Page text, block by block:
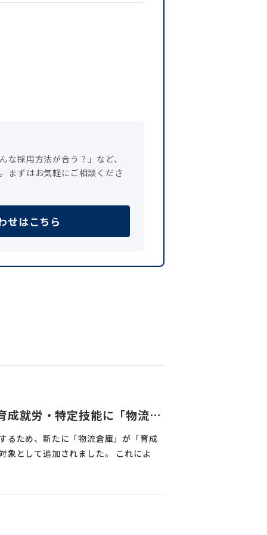
な採用方法が合う？」など、
まずはお気軽にご相談くださ
せはこちら
成就労・特定技能に「物流倉
るため、新たに「物流倉庫」が「育成
象として追加されました。 これによ